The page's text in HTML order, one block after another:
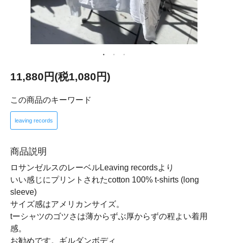
11,880円(税1,080円)
この商品のキーワード
leaving records
商品説明
ロサンゼルスのレーベルLeaving recordsより
いい感じにプリントされたcotton 100% t-shirts (long
sleeve)
サイズ感はアメリカンサイズ。
tーシャツのゴツさは薄からずぶ厚からずの程よい着用
感。
お勧めです。ギルダンボディ